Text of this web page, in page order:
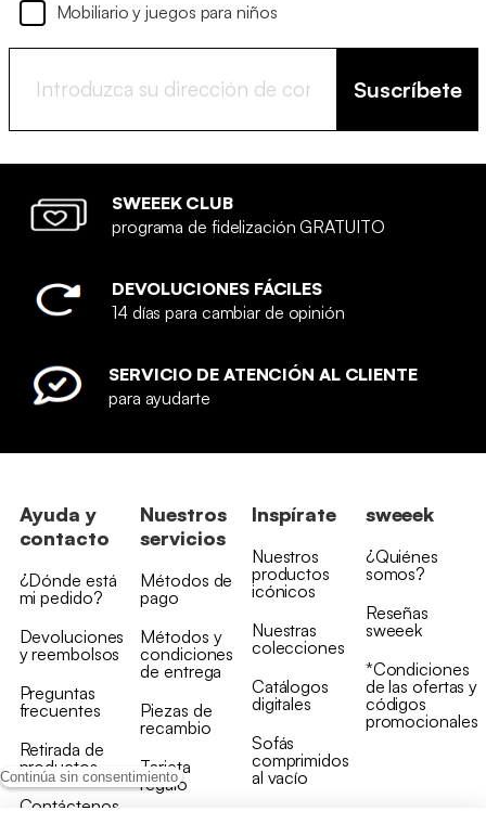
Continúa sin consentimiento
Mobiliario y juegos para niños
Suscríbete
SWEEEK CLUB
programa de fidelización GRATUITO
DEVOLUCIONES FÁCILES
14 días para cambiar de opinión
SERVICIO DE ATENCIÓN AL CLIENTE
para ayudarte
Ayuda y
contacto
¿Dónde está
mi pedido?
Devoluciones
y reembolsos
Preguntas
frecuentes
Retirada de
productos
Contáctenos
Nuestros
servicios
Métodos de
pago
Métodos y
condiciones
de entrega
Piezas de
recambio
Tarjeta
regalo
Inspírate
Nuestros
productos
icónicos
Nuestras
colecciones
Catálogos
digitales
Sofás
comprimidos
al vacío
sweeek
¿Quiénes
somos?
Reseñas
sweeek
*Condiciones
de las ofertas y
códigos
promocionales